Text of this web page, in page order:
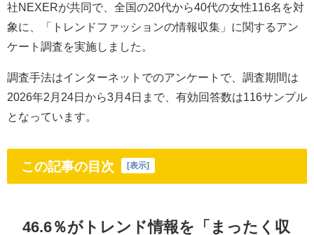
社NEXERが共同で、全国の20代から40代の女性116名を対
象に、「トレンドファッションの情報収集」に関するアン
ケート調査を実施しました。
調査手法はインターネットでのアンケートで、調査期間は
2026年2月24日から3月4日まで、有効回答数は116サンプル
となっています。
この記事の目次 [表示]
46.6％がトレンド情報を「まったく収